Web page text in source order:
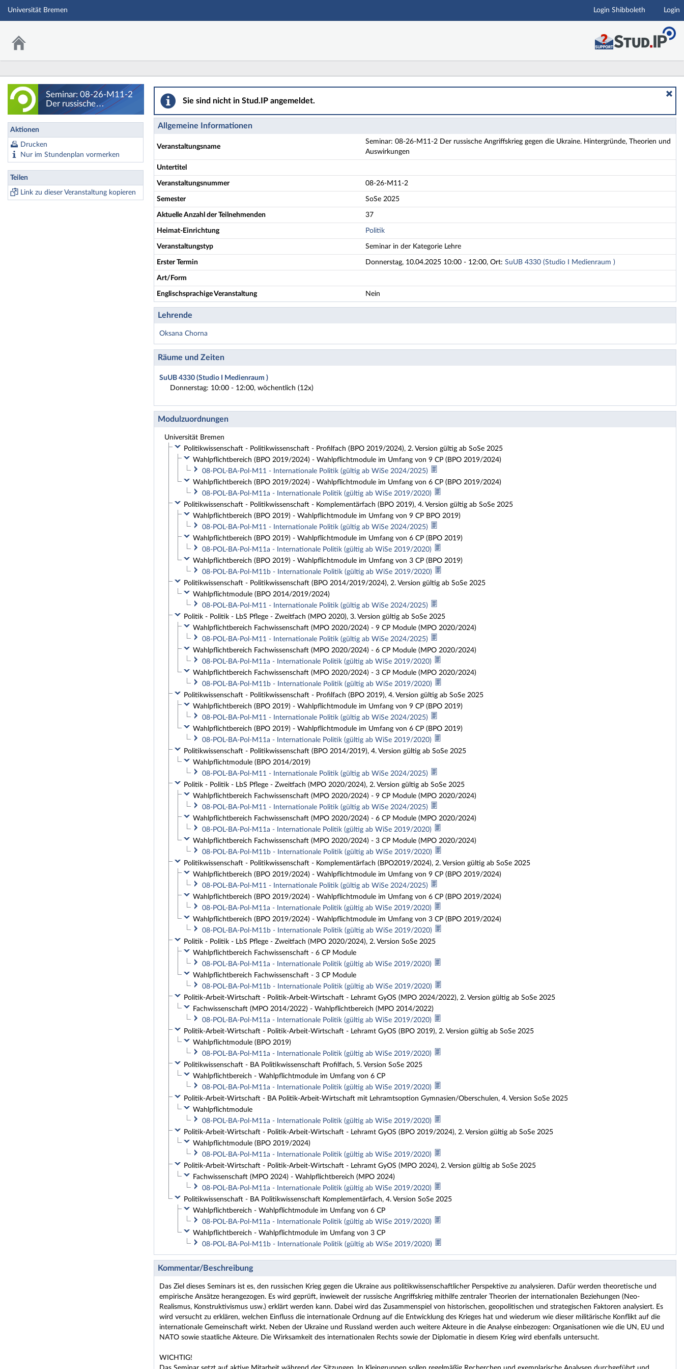
Hauptnavigation
Universität Bremen Login Shibboleth Login
Seminar: 08-26-M11-2
Der russische
Angriffskrieg gegen die
Ukraine. Hintergründe,
Auswirkungen - Details
Aktionen
Drucken
Nur im Stundenplan vormerken
Teilen
Link zu dieser Veranstaltung kopieren
Seminar: 08-26-M11-2 Der russische Angriffskrieg gegen die Ukraine. Hintergründe, Theorien und Auswirkungen - Details
Sie sind nicht in Stud.IP angemeldet.
Allgemeine Informationen
Veranstaltungsname
Seminar: 08-26-M11-2 Der russische Angriffskrieg gegen die Ukraine. Hintergründe, Theorien und
Auswirkungen
Untertitel
Veranstaltungsnummer 08-26-M11-2
Semester SoSe 2025
Aktuelle Anzahl der Teilnehmenden 37
Heimat-Einrichtung Politik
Veranstaltungstyp Seminar in der Kategorie Lehre
Erster Termin Donnerstag, 10.04.2025 10:00 - 12:00, Ort: SuUB 4330 (Studio I Medienraum )
Art/Form
Englischsprachige Veranstaltung Nein
Lehrende
Oksana Chorna
Räume und Zeiten
SuUB 4330 (Studio I Medienraum )
Donnerstag: 10:00 - 12:00, wöchentlich (12x)
Modulzuordnungen
Universität Bremen
Politikwissenschaft - Politikwissenschaft - Profilfach (BPO 2019/2024), 2. Version gültig ab SoSe 2025
Wahlpflichtbereich (BPO 2019/2024) - Wahlpflichtmodule im Umfang von 9 CP (BPO 2019/2024)
08-POL-BA-Pol-M11 - Internationale Politik (gültig ab WiSe 2024/2025)
Wahlpflichtbereich (BPO 2019/2024) - Wahlpflichtmodule im Umfang von 6 CP (BPO 2019/2024)
08-POL-BA-Pol-M11a - Internationale Politik (gültig ab WiSe 2019/2020)
Politikwissenschaft - Politikwissenschaft - Komplementärfach (BPO 2019), 4. Version gültig ab SoSe 2025
Wahlpflichtbereich (BPO 2019) - Wahlpflichtmodule im Umfang von 9 CP BPO 2019)
08-POL-BA-Pol-M11 - Internationale Politik (gültig ab WiSe 2024/2025)
Wahlpflichtbereich (BPO 2019) - Wahlpflichtmodule im Umfang von 6 CP (BPO 2019)
08-POL-BA-Pol-M11a - Internationale Politik (gültig ab WiSe 2019/2020)
Wahlpflichtbereich (BPO 2019) - Wahlpflichtmodule im Umfang von 3 CP (BPO 2019)
08-POL-BA-Pol-M11b - Internationale Politik (gültig ab WiSe 2019/2020)
Politikwissenschaft - Politikwissenschaft (BPO 2014/2019/2024), 2. Version gültig ab SoSe 2025
Wahlpflichtmodule (BPO 2014/2019/2024)
08-POL-BA-Pol-M11 - Internationale Politik (gültig ab WiSe 2024/2025)
Politik - Politik - LbS Pflege - Zweitfach (MPO 2020), 3. Version gültig ab SoSe 2025
Wahlpflichtbereich Fachwissenschaft (MPO 2020/2024) - 9 CP Module (MPO 2020/2024)
08-POL-BA-Pol-M11 - Internationale Politik (gültig ab WiSe 2024/2025)
Wahlpflichtbereich Fachwissenschaft (MPO 2020/2024) - 6 CP Module (MPO 2020/2024)
08-POL-BA-Pol-M11a - Internationale Politik (gültig ab WiSe 2019/2020)
Wahlpflichtbereich Fachwissenschaft (MPO 2020/2024) - 3 CP Module (MPO 2020/2024)
08-POL-BA-Pol-M11b - Internationale Politik (gültig ab WiSe 2019/2020)
Politikwissenschaft - Politikwissenschaft - Profilfach (BPO 2019), 4. Version gültig ab SoSe 2025
Wahlpflichtbereich (BPO 2019) - Wahlpflichtmodule im Umfang von 9 CP (BPO 2019)
08-POL-BA-Pol-M11 - Internationale Politik (gültig ab WiSe 2024/2025)
Wahlpflichtbereich (BPO 2019) - Wahlpflichtmodule im Umfang von 6 CP (BPO 2019)
08-POL-BA-Pol-M11a - Internationale Politik (gültig ab WiSe 2019/2020)
Politikwissenschaft - Politikwissenschaft (BPO 2014/2019), 4. Version gültig ab SoSe 2025
Wahlpflichtmodule (BPO 2014/2019)
08-POL-BA-Pol-M11 - Internationale Politik (gültig ab WiSe 2024/2025)
Politik - Politik - LbS Pflege - Zweitfach (MPO 2020/2024), 2. Version gültig ab SoSe 2025
Wahlpflichtbereich Fachwissenschaft (MPO 2020/2024) - 9 CP Module (MPO 2020/2024)
08-POL-BA-Pol-M11 - Internationale Politik (gültig ab WiSe 2024/2025)
Wahlpflichtbereich Fachwissenschaft (MPO 2020/2024) - 6 CP Module (MPO 2020/2024)
08-POL-BA-Pol-M11a - Internationale Politik (gültig ab WiSe 2019/2020)
Wahlpflichtbereich Fachwissenschaft (MPO 2020/2024) - 3 CP Module (MPO 2020/2024)
08-POL-BA-Pol-M11b - Internationale Politik (gültig ab WiSe 2019/2020)
Politikwissenschaft - Politikwissenschaft - Komplementärfach (BPO2019/2024), 2. Version gültig ab SoSe 2025
Wahlpflichtbereich (BPO 2019/2024) - Wahlpflichtmodule im Umfang von 9 CP (BPO 2019/2024)
08-POL-BA-Pol-M11 - Internationale Politik (gültig ab WiSe 2024/2025)
Wahlpflichtbereich (BPO 2019/2024) - Wahlpflichtmodule im Umfang von 6 CP (BPO 2019/2024)
08-POL-BA-Pol-M11a - Internationale Politik (gültig ab WiSe 2019/2020)
Wahlpflichtbereich (BPO 2019/2024) - Wahlpflichtmodule im Umfang von 3 CP (BPO 2019/2024)
08-POL-BA-Pol-M11b - Internationale Politik (gültig ab WiSe 2019/2020)
Politik - Politik - LbS Pflege - Zweitfach (MPO 2020/2024), 2. Version SoSe 2025
Wahlpflichtbereich Fachwissenschaft - 6 CP Module
08-POL-BA-Pol-M11a - Internationale Politik (gültig ab WiSe 2019/2020)
Wahlpflichtbereich Fachwissenschaft - 3 CP Module
08-POL-BA-Pol-M11b - Internationale Politik (gültig ab WiSe 2019/2020)
Politik-Arbeit-Wirtschaft - Politik-Arbeit-Wirtschaft - Lehramt GyOS (MPO 2024/2022), 2. Version gültig ab SoSe 2025
Fachwissenschaft (MPO 2014/2022) - Wahlpflichtbereich (MPO 2014/2022)
08-POL-BA-Pol-M11a - Internationale Politik (gültig ab WiSe 2019/2020)
Politik-Arbeit-Wirtschaft - Politik-Arbeit-Wirtschaft - Lehramt GyOS (BPO 2019), 2. Version gültig ab SoSe 2025
Wahlpflichtmodule (BPO 2019)
08-POL-BA-Pol-M11a - Internationale Politik (gültig ab WiSe 2019/2020)
Politikwissenschaft - BA Politikwissenschaft Profilfach, 5. Version SoSe 2025
Wahlpflichtbereich - Wahlpflichtmodule im Umfang von 6 CP
08-POL-BA-Pol-M11a - Internationale Politik (gültig ab WiSe 2019/2020)
Politik-Arbeit-Wirtschaft - BA Politik-Arbeit-Wirtschaft mit Lehramtsoption Gymnasien/Oberschulen, 4. Version SoSe 2025
Wahlpflichtmodule
08-POL-BA-Pol-M11a - Internationale Politik (gültig ab WiSe 2019/2020)
Politik-Arbeit-Wirtschaft - Politik-Arbeit-Wirtschaft - Lehramt GyOS (BPO 2019/2024), 2. Version gültig ab SoSe 2025
Wahlpflichtmodule (BPO 2019/2024)
08-POL-BA-Pol-M11a - Internationale Politik (gültig ab WiSe 2019/2020)
Politik-Arbeit-Wirtschaft - Politik-Arbeit-Wirtschaft - Lehramt GyOS (MPO 2024), 2. Version gültig ab SoSe 2025
Fachwissenschaft (MPO 2024) - Wahlpflichtbereich (MPO 2024)
08-POL-BA-Pol-M11a - Internationale Politik (gültig ab WiSe 2019/2020)
Politikwissenschaft - BA Politikwissenschaft Komplementärfach, 4. Version SoSe 2025
Wahlpflichtbereich - Wahlpflichtmodule im Umfang von 6 CP
08-POL-BA-Pol-M11a - Internationale Politik (gültig ab WiSe 2019/2020)
Wahlpflichtbereich - Wahlpflichtmodule im Umfang von 3 CP
08-POL-BA-Pol-M11b - Internationale Politik (gültig ab WiSe 2019/2020)
Kommentar/Beschreibung
Das Ziel dieses Seminars ist es, den russischen Krieg gegen die Ukraine aus politikwissenschaftlicher Perspektive zu analysieren. Dafür werden theoretische und
empirische Ansätze herangezogen. Es wird geprüft, inwieweit der russische Angriffskrieg mithilfe zentraler Theorien der internationalen Beziehungen (Neo-
Realismus, Konstruktivismus usw.) erklärt werden kann. Dabei wird das Zusammenspiel von historischen, geopolitischen und strategischen Faktoren analysiert. Es
wird versucht zu erklären, welchen Einfluss die internationale Ordnung auf die Entwicklung des Krieges hat und wiederum wie dieser militärische Konflikt auf die
internationale Gemeinschaft wirkt. Neben der Ukraine und Russland werden auch weitere Akteure in die Analyse einbezogen: Organisationen wie die UN, EU und
NATO sowie staatliche Akteure. Die Wirksamkeit des internationalen Rechts sowie der Diplomatie in diesem Krieg wird ebenfalls untersucht.
WICHTIG!